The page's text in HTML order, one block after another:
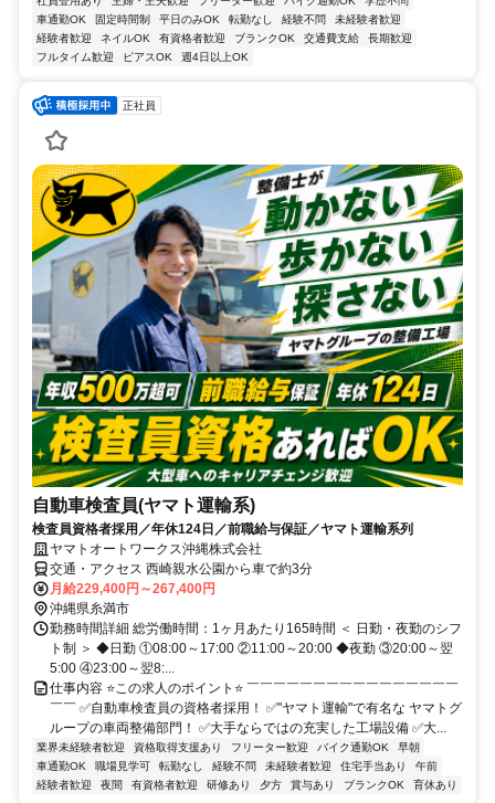
車通勤OK
固定時間制 平日のみOK 転勤なし 経験不問
未経験者歓迎
経験者歓迎
ネイルOK 有資格者歓迎 ブランクOK 交通費支給
長期歓迎
フルタイム歓迎
ピアスOK 週4日以上OK
正社員
自動車検査員(ヤマト運輸系)
検査員資格者採用／年休124日／前職給与保証／ヤマト運輸系列
ヤマトオートワークス沖縄株式会社
交通・アクセス 西崎親水公園から車で約3分
月給229,400円～267,400円
沖縄県糸満市
勤務時間詳細 総労働時間：1ヶ月あたり165時間 ＜ 日勤・夜勤のシフ
ト制 ＞ ◆日勤 ①08:00～17:00 ②11:00～20:00 ◆夜勤 ③20:00～翌
5:00 ④23:00～翌8:...
仕事内容 ⭐この求人のポイント⭐ ￣￣￣￣￣￣￣￣￣￣￣￣￣￣￣￣
￣￣ ✅自動車検査員の資格者採用！ ✅"ヤマト運輸"で有名な ヤマトグ
ループの車両整備部門！ ✅大手ならではの充実した工場設備 ✅大...
業界未経験者歓迎 資格取得支援あり フリーター歓迎 バイク通勤OK
早朝
車通勤OK
職場見学可 転勤なし 経験不問 未経験者歓迎 住宅手当あり
午前
経験者歓迎
夜間 有資格者歓迎 研修あり 夕方 賞与あり ブランクOK 育休あり